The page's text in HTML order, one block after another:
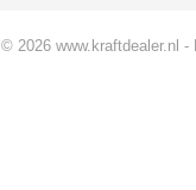
© 2026 www.kraftdealer.nl -